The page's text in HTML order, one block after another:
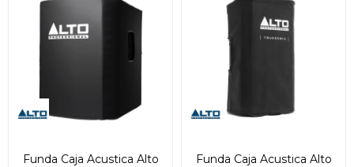
Funda Caja Acustica Alto
Funda Caja Acustica Alto